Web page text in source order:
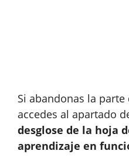
Si abandonas la
accedes al apartado
desglose de la hoja
aprendizaje en